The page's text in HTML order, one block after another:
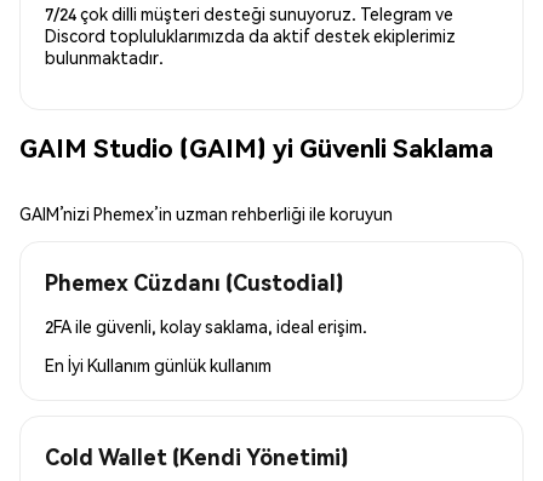
7/24 çok dilli müşteri desteği sunuyoruz. Telegram ve
Discord topluluklarımızda da aktif destek ekiplerimiz
bulunmaktadır.
GAIM Studio (GAIM) yi Güvenli Saklama
GAIM’nizi Phemex’in uzman rehberliği ile koruyun
Phemex Cüzdanı (Custodial)
2FA ile güvenli, kolay saklama, ideal erişim.
En İyi Kullanım günlük kullanım
Cold Wallet (Kendi Yönetimi)